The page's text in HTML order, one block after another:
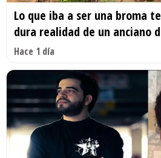
Lo que iba a ser una broma
dura realidad de un anciano
Hace 1 día